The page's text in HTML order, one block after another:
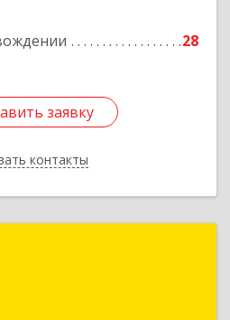
28
заявку
контакты
заявку
Назад
Каменск-Шахтинский г,